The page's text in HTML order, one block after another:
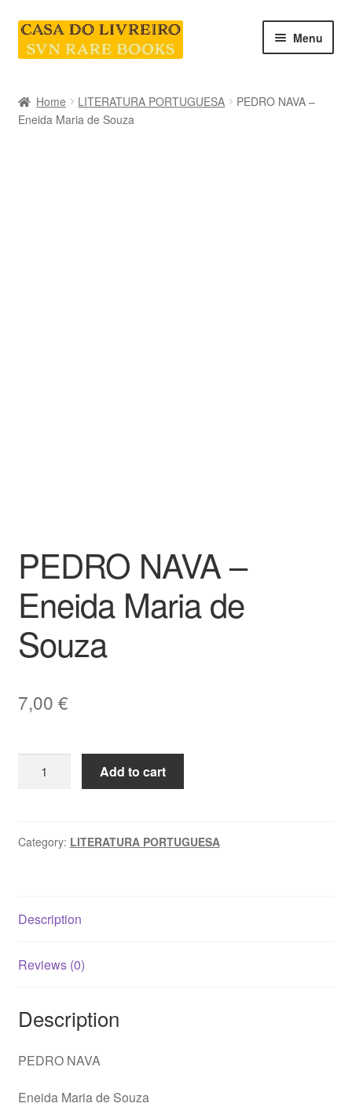
Skip
to
Skip
to
Menu
CATEGORIAS E COLEÇÕES
Home LITERATURA PORTUGUESA
PEDRO NAVA –
Eneida Maria de Souza
PEDRO NAVA –
Eneida Maria de
Souza
7,00 €
NAVA
Maria
Add to cart
Category: LITERATURA PORTUGUESA
Description
Reviews (0)
Description
PEDRO NAVA
Eneida Maria de Souza